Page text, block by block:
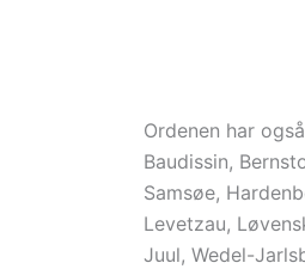
Ordenen har
Baudissin,
Samsøe,
Levetzau,
Juul, Wedel-